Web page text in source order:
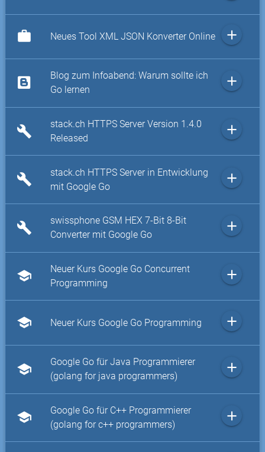
work Neues Tool XML JSON Konverter Online add
Blog zum Infoabend: Warum sollte ich
Go lernen
add
build
stack.ch HTTPS Server Version 1.4.0
Released
add
build
stack.ch HTTPS Server in Entwicklung
mit Google Go
add
build
swissphone GSM HEX 7-Bit 8-Bit
Converter mit Google Go
add
school
Neuer Kurs Google Go Concurrent
Programming
add
school Neuer Kurs Google Go Programming add
school
Google Go für Java Programmierer
(golang for java programmers)
add
school
Google Go für C++ Programmierer
(golang for c++ programmers)
add